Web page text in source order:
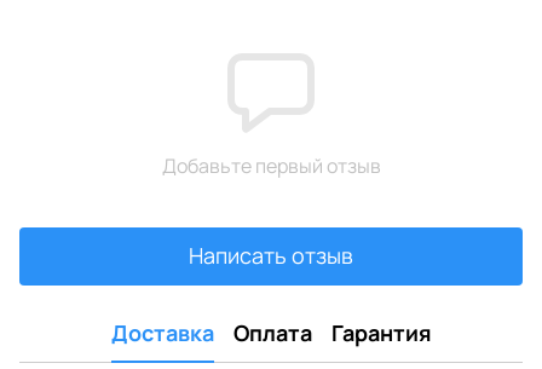
Добавьте первый отзыв
Написать отзыв
Доставка Оплата Гарантия